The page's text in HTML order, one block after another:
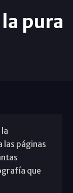
pura
las páginas
que